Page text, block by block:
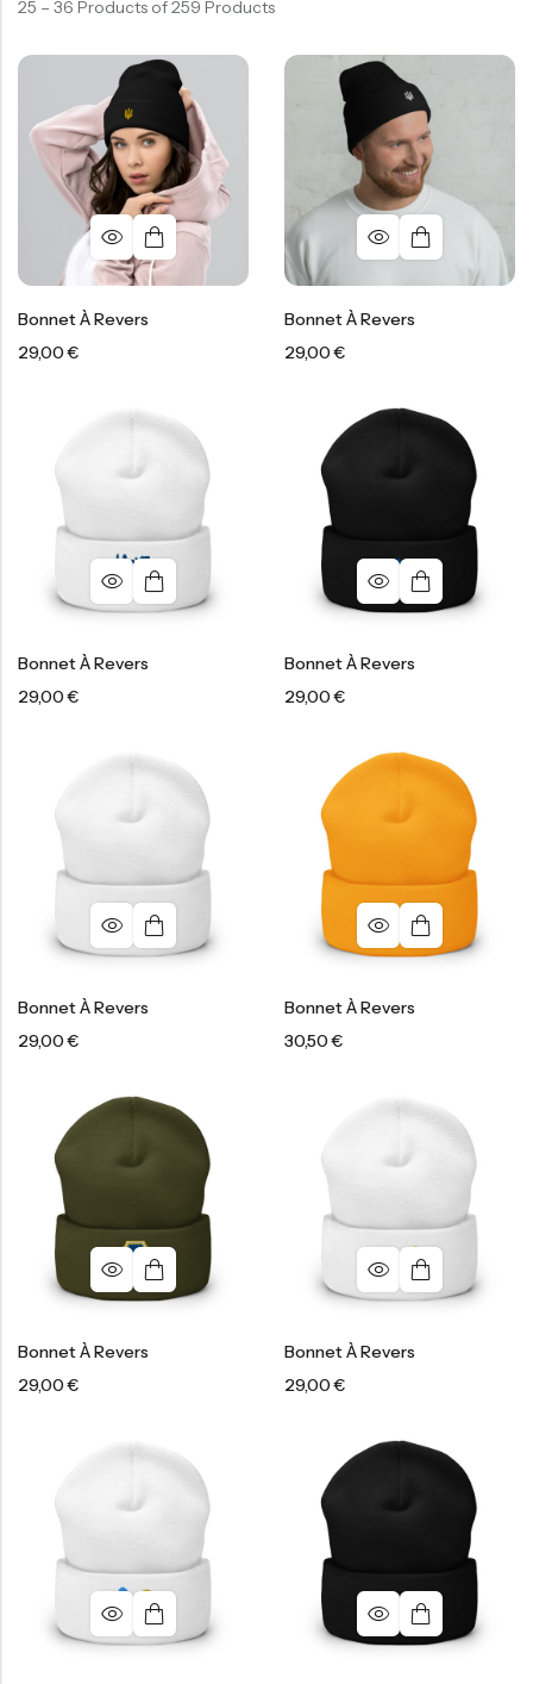
25 – 36 Products of 259 Products
Bonnet À Revers
29,00€
Bonnet À Revers
29,00€
Bonnet À Revers
29,00€
Bonnet À Revers
29,00€
Bonnet À Revers
29,00€
Bonnet À Revers
30,50€
Bonnet À Revers
29,00€
Bonnet À Revers
29,00€